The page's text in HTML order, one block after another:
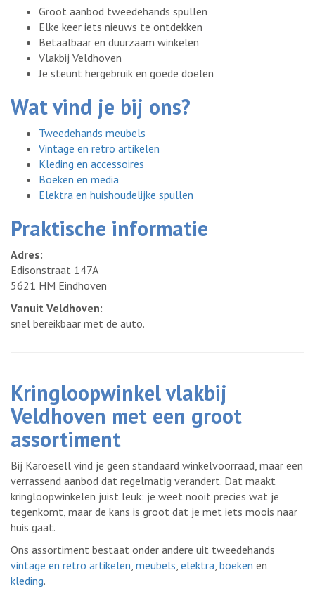
Groot aanbod tweedehands spullen
Elke keer iets nieuws te ontdekken
Betaalbaar en duurzaam winkelen
Vlakbij Veldhoven
Je steunt hergebruik en goede doelen
Wat vind je bij ons?
Tweedehands meubels
Vintage en retro artikelen
Kleding en accessoires
Boeken en media
Elektra en huishoudelijke spullen
Praktische informatie
Adres:
Edisonstraat 147A
5621 HM Eindhoven
Vanuit Veldhoven:
snel bereikbaar met de auto.
Kringloopwinkel vlakbij
Veldhoven met een groot
assortiment
Bij Karoesell vind je geen standaard winkelvoorraad, maar een
verrassend aanbod dat regelmatig verandert. Dat maakt
kringloopwinkelen juist leuk: je weet nooit precies wat je
tegenkomt, maar de kans is groot dat je met iets moois naar
huis gaat.
Ons assortiment bestaat onder andere uit tweedehands
vintage en retro artikelen, meubels, elektra, boeken en
kleding.